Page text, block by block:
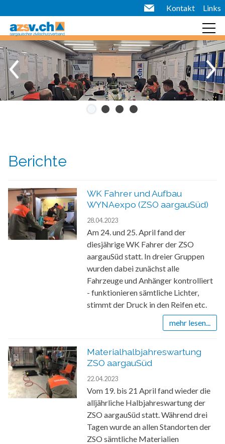
Links
Kontakt
Berichte
WK Fahrer und Aufbau
WYNAexpo (ZSO aargauSüd)
28.04.2023
Am 24. und 25. April fand der
diesjährige WK Fahrer der ZSO
aargauSüd statt. In dreier Gruppen
wurden dabei zunächst alle
Fahrzeuge und Anhänger kontrolliert
- funktionieren sämtliche Lichter,
stimmt der Druck in den Reifen etc.
mehr lesen...
Materialhalbjahreswartung
ZSO aargauSüd
22.04.2023
Vom 19. bis 21 April fand wieder die
alljährliche Halbjahreswartung der
ZSO aargauSüd statt. Während drei
Tagen wurde an allen Standorten der
ZSO sämtliche Materialien